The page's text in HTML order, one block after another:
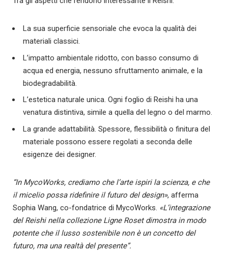
La sua superficie sensoriale che evoca la qualità dei
materiali classici.
L’impatto ambientale ridotto, con basso consumo di
acqua ed energia, nessuno sfruttamento animale, e la
biodegradabilità.
L’estetica naturale unica. Ogni foglio di Reishi ha una
venatura distintiva, simile a quella del legno o del marmo.
La grande adattabilità. Spessore, flessibilità o finitura del
materiale possono essere regolati a seconda delle
esigenze dei designer.
“In MycoWorks, crediamo che l’arte ispiri la scienza, e che
il micelio possa ridefinire ilfuturo del design», afferma
Sophia Wang, co-fondatrice di MycoWorks. «L’integrazione
del Reishi nella collezione Ligne Roset dimostra in modo
potente che il lusso sostenibile non è un concetto del
futuro, ma una realtà del presente”.